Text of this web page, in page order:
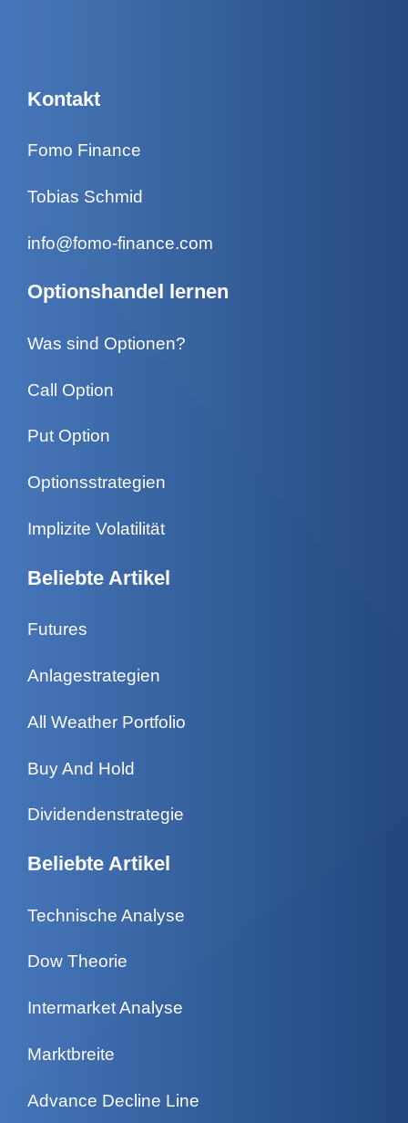
Kontakt
Fomo Finance
Tobias Schmid
info@fomo-finance.com
Optionshandel lernen
Was sind Optionen?
Call Option
Put Option
Optionsstrategien
Implizite Volatilität
Beliebte Artikel
Futures
Anlagestrategien
All Weather Portfolio
Buy And Hold
Dividendenstrategie
Beliebte Artikel
Technische Analyse
Dow Theorie
Intermarket Analyse
Marktbreite
Advance Decline Line